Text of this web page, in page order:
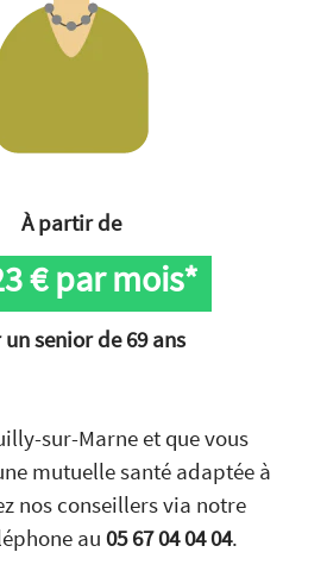
À partir de
€ par mois*
senior de 69 ans
sur-Marne et que vous
mutuelle santé adaptée à
nos conseillers via notre
au 05 67 04 04 04.